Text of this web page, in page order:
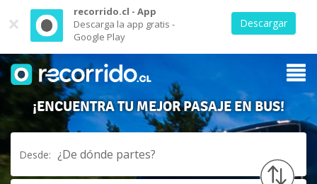
×
recorrido.cl - App
Descarga la app gratis -
Google Play
Descargar
¡ENCUENTRA TU MEJOR PASAJE EN BUS!
Desde: ¿De dónde partes?